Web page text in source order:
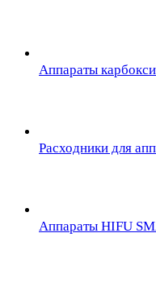
Аппараты
Расходники для
Аппараты HIFU